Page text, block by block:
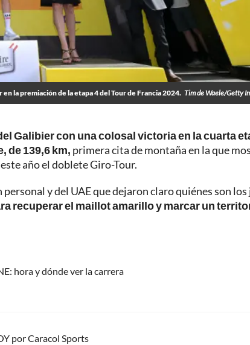
en la premiación de la etapa 4 del Tour de Francia 2024. Tim de Waele/Getty
Galibier con una colosal victoria en la cuarta
de 139,6 km, primera cita de montaña en la que
año el doblete Giro-Tour.
y del UAE que dejaron claro quiénes son los
recuperar el maillot amarillo y marcar un
hora y dónde ver la carrera
por Caracol Sports